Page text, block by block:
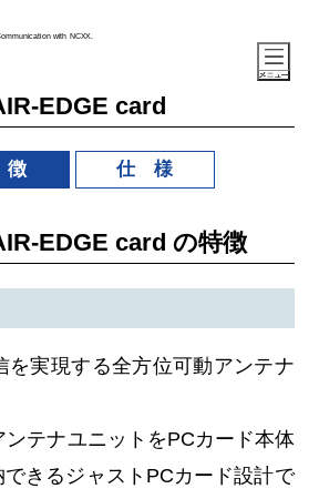
with NCXX.
EDGE card
仕 様
EDGE card の特徴
を実現する全方位可動アンテナ
ンテナユニットをPCカード本体
きるジャストPCカード設計で